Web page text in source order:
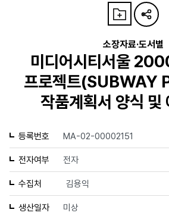
소장자료·도서별
미디어시티서울
프로젝트(SUBWAY
작품계획서 양식 및
등록번호 MA-02-00002151
전자여부 전자
수집처 김용익
생산일자 미상